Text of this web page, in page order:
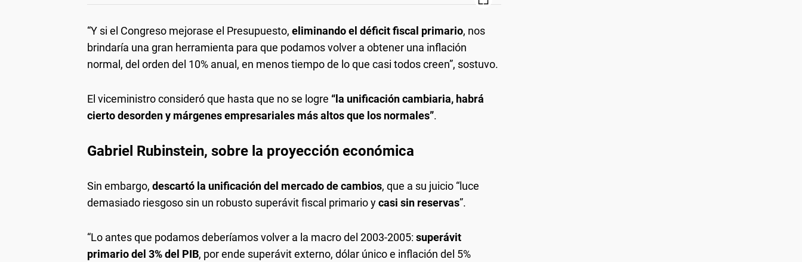
“Y si el Congreso mejorase el Presupuesto, eliminando el déficit fiscal primario, nos
brindaría una gran herramienta para que podamos volver a obtener una inflación
normal, del orden del 10% anual, en menos tiempo de lo que casi todos creen”, sostuvo.
El viceministro consideró que hasta que no se logre “la unificación cambiaria, habrá
cierto desorden y márgenes empresariales más altos que los normales”.
Gabriel Rubinstein, sobre la proyección económica
Sin embargo, descartó la unificación del mercado de cambios, que a su juicio “luce
demasiado riesgoso sin un robusto superávit fiscal primario ycasi sin reservas”.
“Lo antes que podamos deberíamos volver a la macro del 2003-2005: superávit
primario del 3% del PIB, por ende superávit externo, dólar único e inflación del 5%